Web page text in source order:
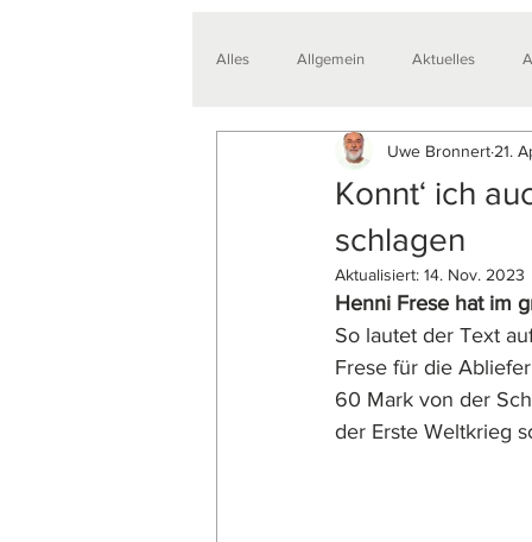
Alles Allgemein Aktuelles
Veranstaltungen Zitate
Konnt‘ ich
schlagen
Uwe Bronnert 21.
Aktualisiert: 14. Nov. 2023
Henni Frese hat im
So lautet der Text
Frese für die
60 Mark von der
der Erste Weltkrieg